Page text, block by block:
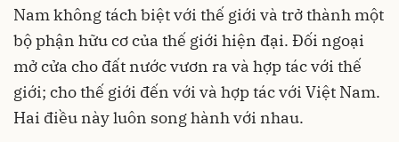
Nam không tách biệt với thế giới và trở thành một
bộ phận hữu cơ của thế giới hiện đại. Đối ngoại
mở cửa cho đất nước vươn ra và hợp tác với thế
giới; cho thế giới đến với và hợp tác với Việt Nam.
Hai điều này luôn song hành với nhau.